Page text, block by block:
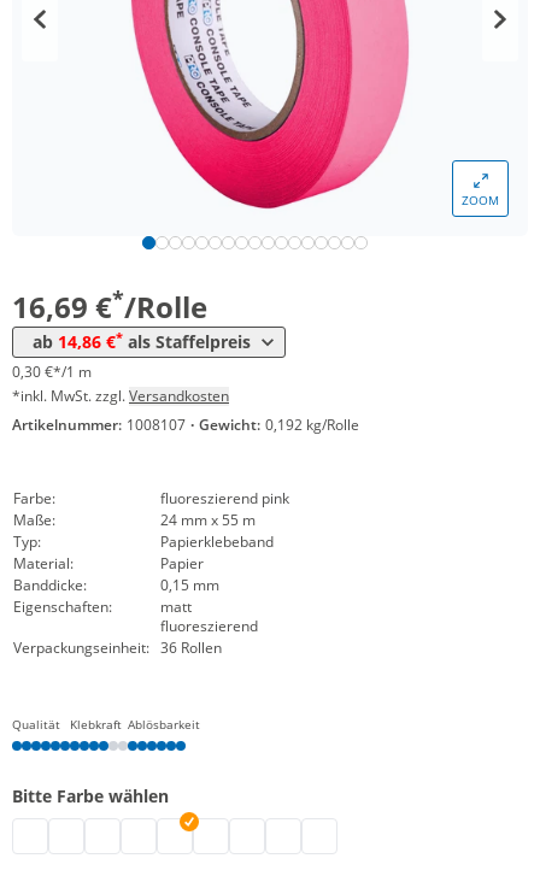
ZOOM
16,69 €*/Rolle
ab 14,86 €* als Staffelpreis
Preis
ab 18 Rollen 15,96 € 0,29 €*/1m
0,30 €*/1 m
*inkl. MwSt. zzgl.Versandkosten
Artikelnummer: 1008107 · Gewicht: 0,192 kg/Rolle
Farbe:
fluoreszierend pink
Maße:
24 mm x 55 m
Typ:
Papierklebeband
Material:
Papier
Banddicke:
0,15 mm
Eigenschaften:
matt
fluoreszierend
Verpackungseinheit: 36 Rollen
Qualität Klebkraft Ablösbarkeit
Bitte Farbe wählen
Artist Tape | fluoreszierend gelb
Artist Tape | fluoreszierend grün
Artist Tape | fluoreszierend orange
Artist Tape | schwarz
Artist Tape | fluoreszierend pink
Artist Tape | weiß